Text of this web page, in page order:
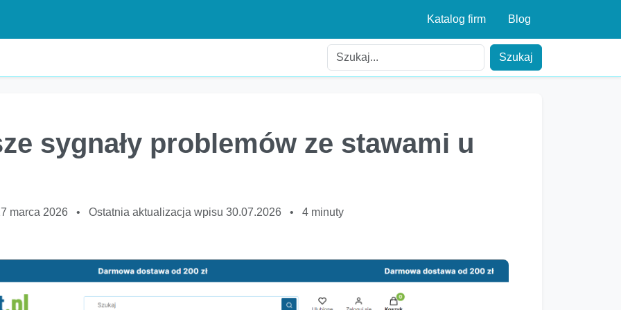
Katalog firm Blog
Szukaj
sygnały problemów ze stawami u
marca 2026 • Ostatnia aktualizacja wpisu 30.07.2026 • 4 minuty